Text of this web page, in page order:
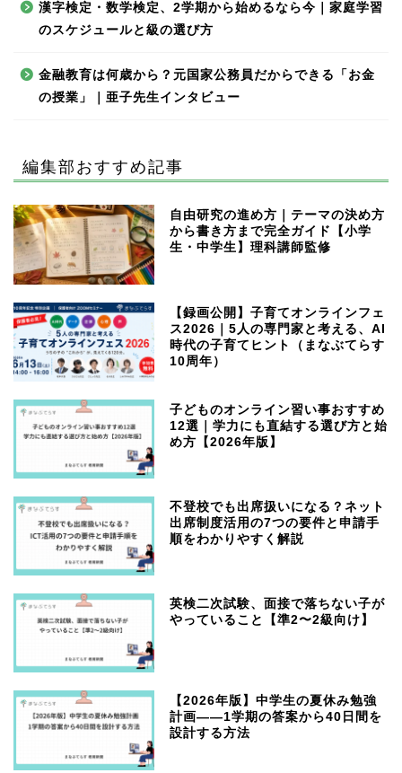
漢字検定・数学検定、2学期から始めるなら今｜家庭学習
のスケジュールと級の選び方
金融教育は何歳から？元国家公務員だからできる「お金
の授業」｜亜子先生インタビュー
編集部おすすめ記事
自由研究の進め方｜テーマの決め方
から書き方まで完全ガイド【小学
生・中学生】理科講師監修
【録画公開】子育てオンラインフェ
ス2026｜5人の専門家と考える、AI
時代の子育てヒント（まなぶてらす
10周年）
子どものオンライン習い事おすすめ
12選｜学力にも直結する選び方と始
め方【2026年版】
不登校でも出席扱いになる？ネット
出席制度活用の7つの要件と申請手
順をわかりやすく解説
英検二次試験、面接で落ちない子が
やっていること【準2〜2級向け】
【2026年版】中学生の夏休み勉強
計画——1学期の答案から40日間を
設計する方法